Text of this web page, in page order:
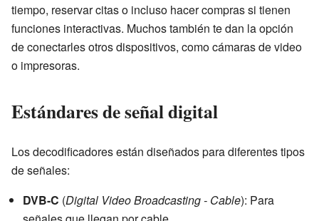
tiempo, reservar citas o incluso hacer compras si tienen
funciones interactivas. Muchos también te dan la opción
de conectarles otros dispositivos, como cámaras de video
o impresoras.
Estándares de señal digital
Los decodificadores están diseñados para diferentes tipos
de señales:
DVB-C (Digital Video Broadcasting - Cable): Para